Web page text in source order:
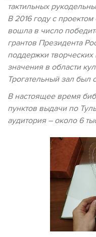
тактильных
В 2016 году с
вошла в число
грантов Президента
поддержки
значения в области
Трогательный зал был
В настоящее время
пунктов выдачи по
аудитория – около 6